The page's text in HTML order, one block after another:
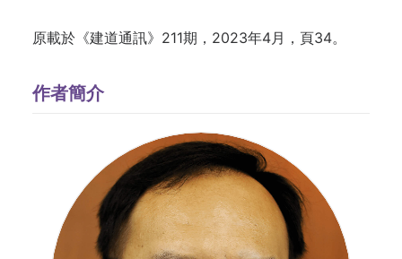
原載於《建道通訊》211期，2023年4月，頁34。
作者簡介